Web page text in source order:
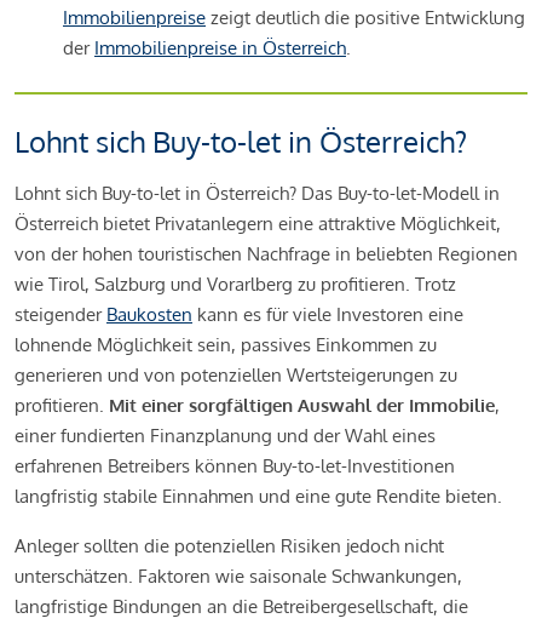
Immobilienpreise zeigt deutlich die positive Entwicklung
der Immobilienpreise in Österreich.
Lohnt sich Buy-to-let in Österreich?
Lohnt sich Buy-to-let in Österreich? Das Buy-to-let-Modell in
Österreich bietet Privatanlegern eine attraktive Möglichkeit,
von der hohen touristischen Nachfrage in beliebten Regionen
wie Tirol, Salzburg und Vorarlberg zu profitieren. Trotz
steigender Baukosten kann es für viele Investoren eine
lohnende Möglichkeit sein, passives Einkommen zu
generieren und von potenziellen Wertsteigerungen zu
profitieren. Mit einer sorgfältigen Auswahl der Immobilie,
einer fundierten Finanzplanung und der Wahl eines
erfahrenen Betreibers können Buy-to-let-Investitionen
langfristig stabile Einnahmen und eine gute Rendite bieten.
Anleger sollten die potenziellen Risiken jedoch nicht
unterschätzen. Faktoren wie saisonale Schwankungen,
langfristige Bindungen an die Betreibergesellschaft, die